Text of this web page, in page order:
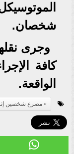
شخصان.
وجرى
كافة
الواقعة.
مصرع شخصين إثر